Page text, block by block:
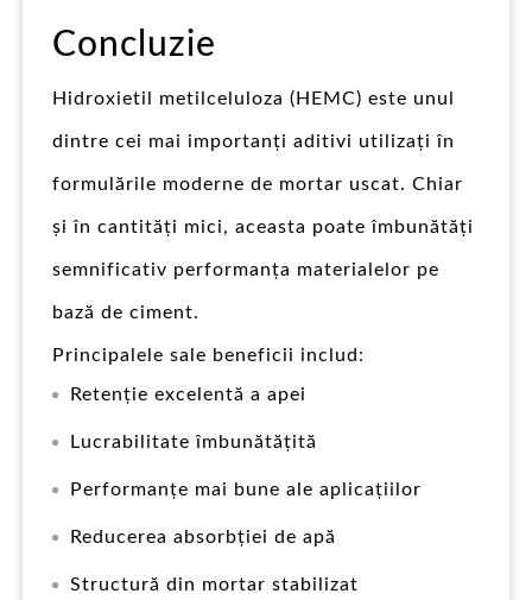
Concluzie
Hidroxietil metilceluloza (HEMC) este unul
dintre cei mai importanți aditivi utilizați în
formulările moderne de mortar uscat. Chiar
și în cantități mici, aceasta poate îmbunătăți
semnificativ performanța materialelor pe
bază de ciment.
Principalele sale beneficii includ:
Retenție excelentă a apei
Lucrabilitate îmbunătățită
Performanțe mai bune ale aplicațiilor
Reducerea absorbției de apă
Structură din mortar stabilizat